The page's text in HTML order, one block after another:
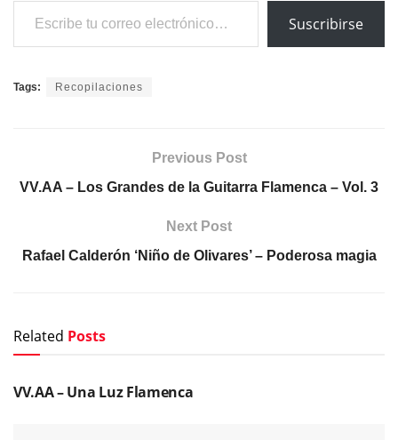
Suscribirse
Tags: Recopilaciones
Previous Post
VV.AA – Los Grandes de la Guitarra Flamenca – Vol. 3
Next Post
Rafael Calderón ‘Niño de Olivares’ – Poderosa magia
Related Posts
CDS DE FLAMENCO
VV.AA – Una Luz Flamenca